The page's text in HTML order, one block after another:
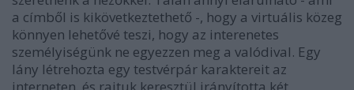
a címből is kikövetkeztethető -, hogy a virtuális közeg
könnyen lehetővé teszi, hogy az interenetes
személyiségünk ne egyezzen meg a valódival. Egy
lány létrehozta egy testvérpár karaktereit az
interneten, és rajtuk keresztül irányította két